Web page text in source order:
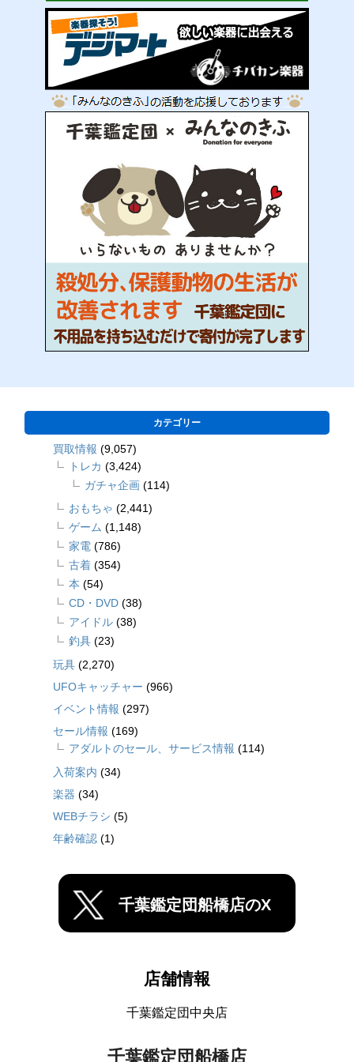
カテゴリー
買取情報 (9,057)
トレカ (3,424)
ガチャ企画 (114)
おもちゃ (2,441)
ゲーム (1,148)
家電 (786)
古着 (354)
本 (54)
CD・DVD (38)
アイドル (38)
釣具 (23)
玩具 (2,270)
UFOキャッチャー (966)
イベント情報 (297)
セール情報 (169)
アダルトのセール、サービス情報 (114)
入荷案内 (34)
楽器 (34)
WEBチラシ (5)
年齢確認 (1)
千葉鑑定団船橋店のX
店舗情報
千葉鑑定団中央店
千葉鑑定団船橋店